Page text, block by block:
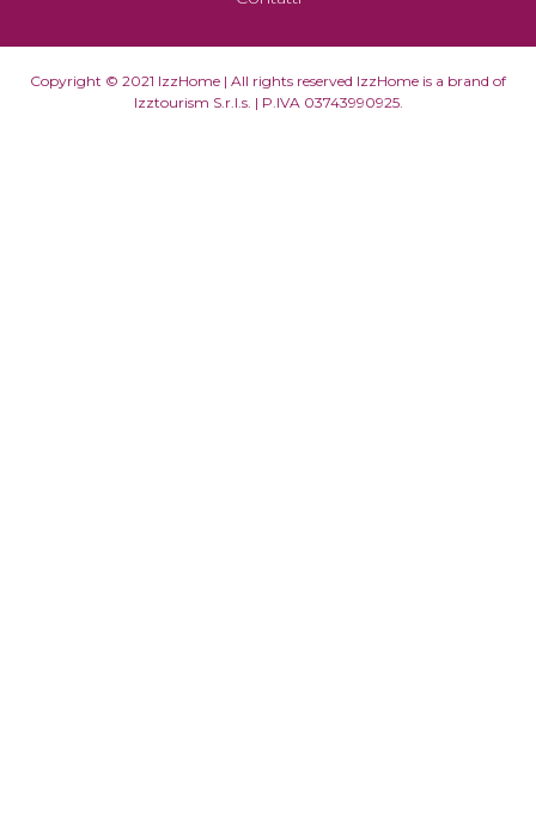
Copyright © 2021 IzzHome | All rights reserved IzzHome is a brand of
Izztourism S.r.l.s. | P.IVA 03743990925.